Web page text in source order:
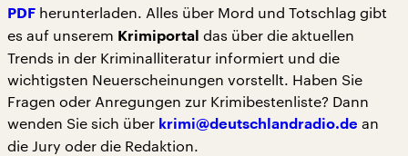
PDF herunterladen. Alles über Mord und Totschlag gibt
es auf unserem Krimiportal das über die aktuellen
Trends in der Kriminalliteratur informiert und die
wichtigsten Neuerscheinungen vorstellt. Haben Sie
Fragen oder Anregungen zur Krimibestenliste? Dann
wenden Sie sich über krimi@deutschlandradio.de an
die Jury oder die Redaktion.